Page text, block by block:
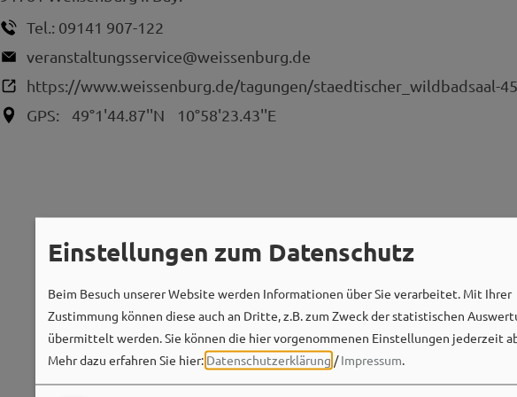
Tel.: 09141 907-122
veranstaltungsservice@weissenburg.de
https://www.weissenburg.de/tagungen/staedtischer_wildbadsaal-
GPS:
49°1'44.87''N 10°58'23.43''E
Einstellungen zum Datenschutz
Beim Besuch unserer Website werden Informationen über Sie verarbeitet. Mit Ihrer
Zustimmung können diese auch an Dritte, z.B. zum Zweck der statistischen
übermittelt werden. Sie können die hier vorgenommenen Einstellungen jederzeit
Mehr dazu erfahren Sie hier: Datenschutzerklärung /Impressum.